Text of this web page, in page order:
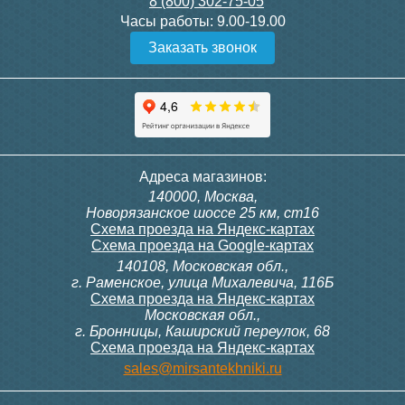
Конвектор ITT.080.200.1300
с решеткой GRILL.SGW-20-
Конвектор ITT.080.200.1000
с решеткой GRILL.SGW-20-
Конвектор ITT.080.200.1000
с решеткой GRILL.SGW-20-
Конвектор ITT.080.200.900 с
решеткой GRILL.SGA-20-
Подробнее Подробнее
100T, 230В (накладной,
расписание, упр.с пульта)
28 000
300, 230В (врезной - квадр.
коробка)
9 700
Часы работы: 9.00-19.00
Заказать звонок
Адреса магазинов:
140000, Москва,
Новорязанское шоссе 25 км, ст16
Схема проезда на Яндекс-картах
Схема проезда на Google-картах
140108, Московская обл.,
г. Раменское, улица Михалевича, 116Б
Схема проезда на Яндекс-картах
Московская обл.,
г. Бронницы, Каширский переулок, 68
Схема проезда на Яндекс-картах
sales@mirsantekhniki.ru